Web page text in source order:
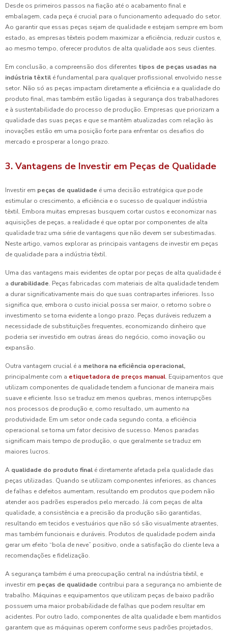
Desde os primeiros passos na fiação até o acabamento final e
embalagem, cada peça é crucial para o funcionamento adequado do setor.
Ao garantir que essas peças sejam de qualidade e estejam sempre em bom
estado, as empresas têxteis podem maximizar a eficiência, reduzir custos e,
ao mesmo tempo, oferecer produtos de alta qualidade aos seus clientes.
Em conclusão, a compreensão dos diferentes tipos de peças usadas na
indústria têxtil é fundamental para qualquer profissional envolvido nesse
setor. Não só as peças impactam diretamente a eficiência e a qualidade do
produto final, mas também estão ligadas à segurança dos trabalhadores
e à sustentabilidade do processo de produção. Empresas que priorizam a
qualidade das suas peças e que se mantêm atualizadas com relação às
inovações estão em uma posição forte para enfrentar os desafios do
mercado e prosperar a longo prazo.
3. Vantagens de Investir em Peças de Qualidade
Investir em peças de qualidade é uma decisão estratégica que pode
estimular o crescimento, a eficiência e o sucesso de qualquer indústria
têxtil. Embora muitas empresas busquem cortar custos e economizar nas
aquisições de peças, a realidade é que optar por componentes de alta
qualidade traz uma série de vantagens que não devem ser subestimadas.
Neste artigo, vamos explorar as principais vantagens de investir em peças
de qualidade para a indústria têxtil.
Uma das vantagens mais evidentes de optar por peças de alta qualidade é
a durabilidade. Peças fabricadas com materiais de alta qualidade tendem
a durar significativamente mais do que suas contrapartes inferiores. Isso
significa que, embora o custo inicial possa ser maior, o retorno sobre o
investimento se torna evidente a longo prazo. Peças duráveis reduzem a
necessidade de substituições frequentes, economizando dinheiro que
poderia ser investido em outras áreas do negócio, como inovação ou
expansão.
Outra vantagem crucial é a melhora na eficiência operacional,
principalmente com a etiquetadora de preços manual. Equipamentos que
utilizam componentes de qualidade tendem a funcionar de maneira mais
suave e eficiente. Isso se traduz em menos quebras, menos interrupções
nos processos de produção e, como resultado, um aumento na
produtividade. Em um setor onde cada segundo conta, a eficiência
operacional se torna um fator decisivo de sucesso. Menos paradas
significam mais tempo de produção, o que geralmente se traduz em
maiores lucros.
A qualidade do produto final é diretamente afetada pela qualidade das
peças utilizadas. Quando se utilizam componentes inferiores, as chances
de falhas e defeitos aumentam, resultando em produtos que podem não
atender aos padrões esperados pelo mercado. Já com peças de alta
qualidade, a consistência e a precisão da produção são garantidas,
resultando em tecidos e vestuários que não só são visualmente atraentes,
mas também funcionais e duráveis. Produtos de qualidade podem ainda
gerar um efeito “bola de neve” positivo, onde a satisfação do cliente leva a
recomendações e fidelização.
A segurança também é uma preocupação central na indústria têxtil, e
investir em peças de qualidade contribui para a segurança no ambiente de
trabalho. Máquinas e equipamentos que utilizam peças de baixo padrão
possuem uma maior probabilidade de falhas que podem resultar em
acidentes. Por outro lado, componentes de alta qualidade e bem mantidos
garantem que as máquinas operem conforme seus padrões projetados,